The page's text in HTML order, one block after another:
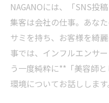
NAGANOには、「SNS投
集客は会社の仕事。あな
サミを持ち、お客様を綺
事では、インフルエンサ
う一度純粋に**「美容師
環境についてお話しします